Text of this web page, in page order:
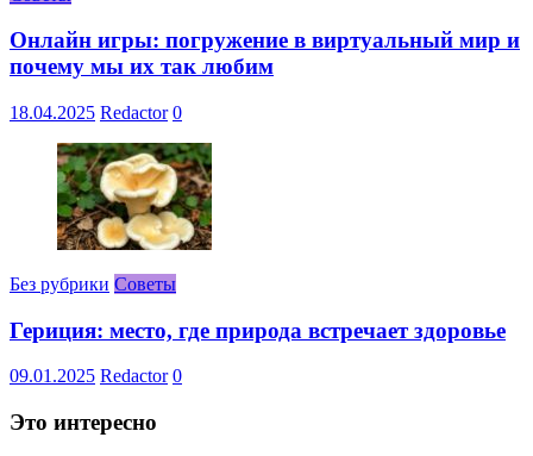
Онлайн игры: погружение в виртуальный мир и
почему мы их так любим
18.04.2025 Redactor 0
Без рубрики Советы
Гериция: место, где природа встречает здоровье
09.01.2025 Redactor 0
Это интересно